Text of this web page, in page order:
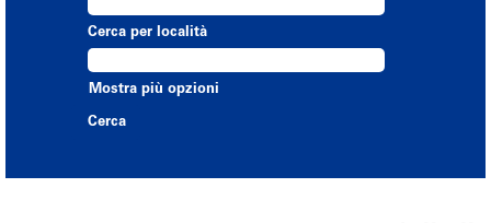
Cerca per località
Mostra più opzioni